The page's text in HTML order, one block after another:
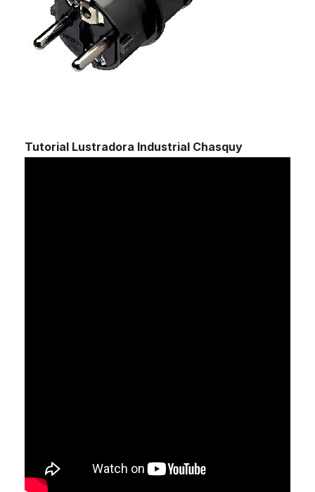
Tutorial Lustradora Industrial Chasquy